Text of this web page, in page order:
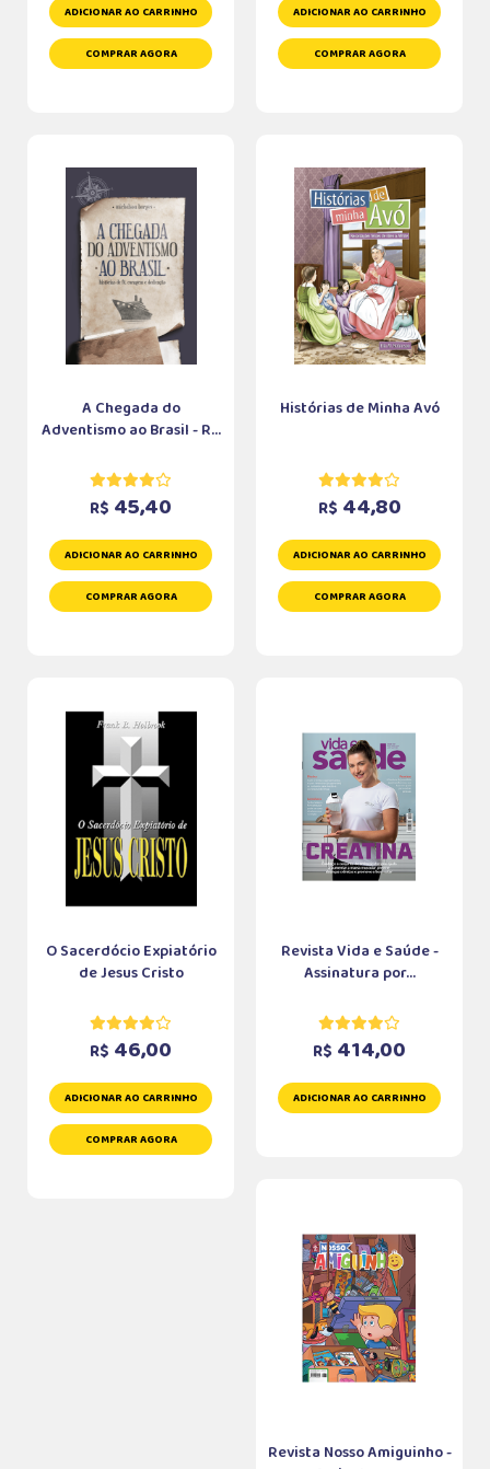
ADICIONAR AO CARRINHO
COMPRAR AGORA
ADICIONAR AO CARRINHO
COMPRAR AGORA
A Chegada do
Adventismo ao Brasil - R...
R$ 45,40
ADICIONAR AO CARRINHO
COMPRAR AGORA
Histórias de Minha Avó
R$ 44,80
ADICIONAR AO CARRINHO
COMPRAR AGORA
O Sacerdócio Expiatório
de Jesus Cristo
R$ 46,00
ADICIONAR AO CARRINHO
COMPRAR AGORA
Revista Vida e Saúde -
Assinatura por...
R$ 414,00
ADICIONAR AO CARRINHO
Revista Nosso Amiguinho -